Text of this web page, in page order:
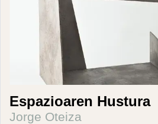
Espazioaren Hustura
Jorge Oteiza